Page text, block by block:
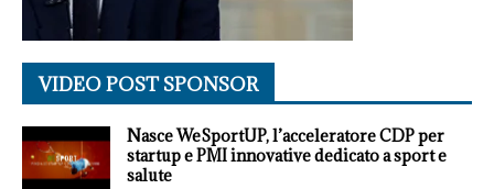
VIDEO POST SPONSOR
Nasce WeSportUP, l’acceleratore CDP per
startup e PMI innovative dedicato a sport e
salute